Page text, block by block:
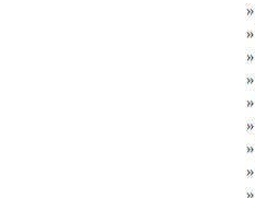
»
»
»
»
»
»
»
»
»